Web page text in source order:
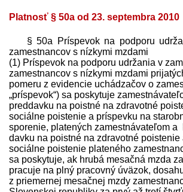
Platnosť § 50a od 23. septembra 2010
§ 50a Príspevok na podporu
zamestnancov s nízkymi mzdami
(1) Príspevok na podporu udržania v
zamestnancov s nízkymi mzdami
pomeru z evidencie uchádzačov o
„príspevok“) sa poskytuje
pred­davku na poistné na zdravotné
sociálne poistenie a príspevku na
sporenie, platených zamest­návateľom
davku na poistné na zdravotné poistenie
sociálne poistenie plateného
sa poskytuje, ak hrubá mesačná mzda
pracuje na plný pracovný úväzok,
z priemernej mesačnej mzdy